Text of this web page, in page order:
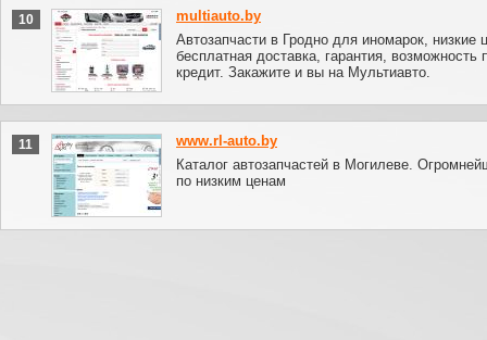
10
multiauto.by
Автозапчасти в Гродно для иномарок, низкие
бесплатная доставка, гарантия, возможность
кредит. Закажите и вы на Мультиавто.
11
www.rl-auto.by
Каталог автозапчастей в Могилеве.
по низким ценам